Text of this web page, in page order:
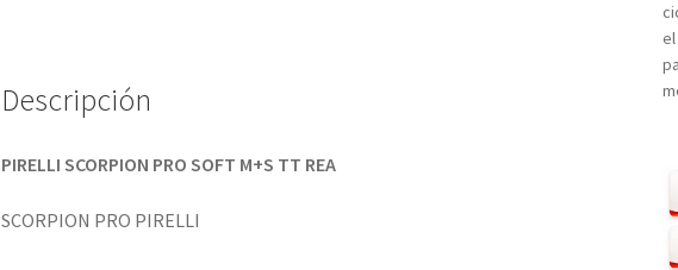
Descripción
PIRELLI SCORPION PRO SOFT M+S TT REA
SCORPION PRO PIRELLI